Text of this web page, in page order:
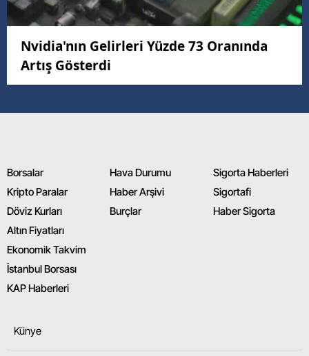
Nvidia'nın Gelirleri Yüzde 73 Oranında
Artış Gösterdi
Borsalar
Kripto Paralar
Döviz Kurları
Altın Fiyatları
Ekonomik Takvim
İstanbul Borsası
KAP Haberleri
Hava Durumu
Haber Arşivi
Burçlar
Sigorta Haberleri
Sigortafi
Haber Sigorta
Künye